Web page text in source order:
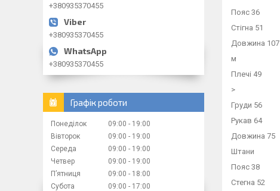
Пояс 36
Стігна 51
Довжина 107
м
Плечі 49
>
Груди 56
Рукав 64
Довжина 75
Штани
Пояс 38
Стегна 52
+380935370455
+380935370455
+380935370455
Графік роботи
Понеділок 09:00
19:00
Вівторок
09:00
19:00
Середа
09:00
19:00
Четвер
09:00
19:00
Пʼятниця
09:00
18:00
Субота
09:00
17:00